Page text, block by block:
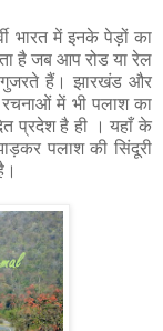
भारत में इनके पेड़ों का
है जब आप रोड या रेल
गुजरते हैं। झारखंड और
रचनाओं में भी पलाश का
प्रदेश है ही । यहाँ के
पलाश की सिंदूरी